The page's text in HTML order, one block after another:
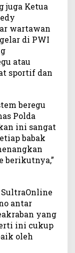
juga Ketua
wartawan
di PWI
atau
sportif dan
beregu
Polda
ini sangat
babak
berikutnya,”
antar
yang
ini cukup
oleh